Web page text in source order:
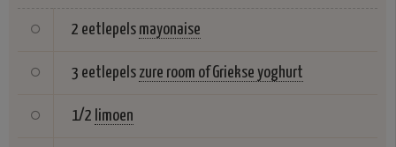
2 eetlepels mayonaise
3 eetlepels zure room of Griekse yoghurt
1/2 limoen